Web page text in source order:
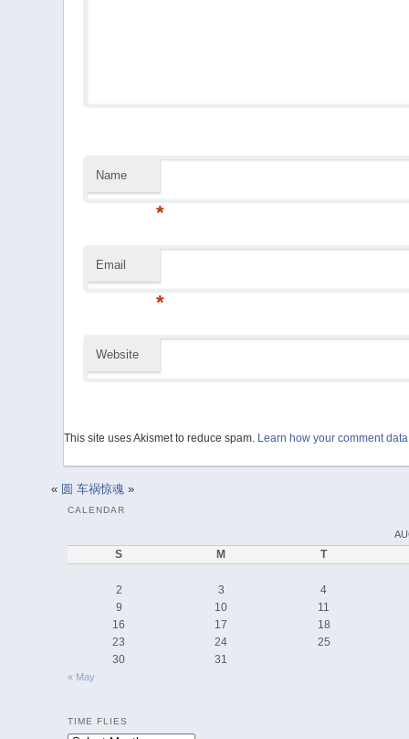
Name
*
Email
*
Website
This site uses Akismet to reduce spam. Learn how your comment
« 圆 车祸惊魂»
CALENDAR
S M T
2 3
4
9
10
11
16
17
18
23
24
25
30
31
« May
TIME FLIES